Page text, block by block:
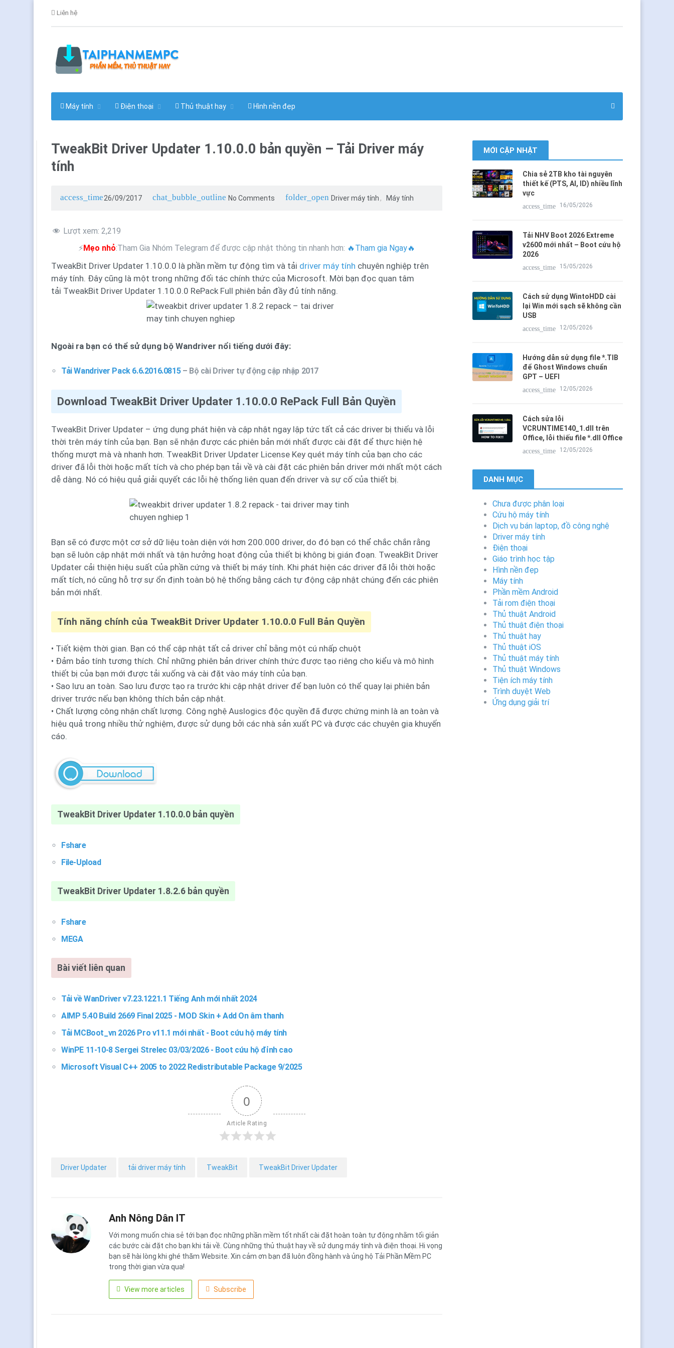
Liên hệ
Máy tính Điện thoại Thủ thuật hay Hình nền đẹp
TweakBit Driver Updater 1.10.0.0 bản quyền – Tải Driver máy
tính
access_time26/09/2017 chat_bubble_outline No Comments folder_open Driver máy tính Máy tính
Lượt xem: 2,219
⚡Mẹo nhỏ:Tham Gia Nhóm Telegram để được cập nhật thông tin nhanh hơn: 🔥Tham gia Ngay🔥
TweakBit Driver Updater 1.10.0.0 là phần mềm tự động tìm và tải driver máy tính chuyên nghiệp trên
máy tính. Đây cũng là một trong những đối tác chính thức của Microsoft. Mời bạn đọc quan tâm
tải TweakBit Driver Updater 1.10.0.0 RePack Full phiên bản đầy đủ tính năng.
Ngoài ra bạn có thể sử dụng bộ Wandriver nổi tiếng dưới đây:
Tải Wandriver Pack 6.6.2016.0815– Bộ cài Driver tự động cập nhập 2017
Download TweakBit Driver Updater 1.10.0.0 RePack Full Bản Quyền
TweakBit Driver Updater – ứng dụng phát hiện và cập nhật ngay lập tức tất cả các driver bị thiếu và lỗi
thời trên máy tính của bạn. Bạn sẽ nhận được các phiên bản mới nhất được cài đặt để thực hiện hệ
thống mượt mà và nhanh hơn. TweakBit Driver Updater License Key quét máy tính của bạn cho các
driver đã lỗi thời hoặc mất tích và cho phép bạn tải về và cài đặt các phiên bản driver mới nhất một cách
dễ dàng. Nó có hiệu quả giải quyết các lỗi hệ thống liên quan đến driver và sự cố của thiết bị.
Bạn sẽ có được một cơ sở dữ liệu toàn diện với hơn 200.000 driver, do đó bạn có thể chắc chắn rằng
bạn sẽ luôn cập nhật mới nhất và tận hưởng hoạt động của thiết bị không bị gián đoạn. TweakBit Driver
Updater cải thiện hiệu suất của phần cứng và thiết bị máy tính. Khi phát hiện các driver đã lỗi thời hoặc
mất tích, nó cũng hỗ trợ sự ổn định toàn bộ hệ thống bằng cách tự động cập nhật chúng đến các phiên
bản mới nhất.
Tính năng chính của TweakBit Driver Updater 1.10.0.0 Full Bản Quyền
• Tiết kiệm thời gian. Bạn có thể cập nhật tất cả driver chỉ bằng một cú nhấp chuột
• Đảm bảo tính tương thích. Chỉ những phiên bản driver chính thức được tạo riêng cho kiểu và mô hình
thiết bị của bạn mới được tải xuống và cài đặt vào máy tính của bạn.
• Sao lưu an toàn. Sao lưu được tạo ra trước khi cập nhật driver để bạn luôn có thể quay lại phiên bản
driver trước nếu bạn không thích bản cập nhật.
• Chất lượng công nhận chất lượng. Công nghệ Auslogics độc quyền đã được chứng minh là an toàn và
hiệu quả trong nhiều thử nghiệm, được sử dụng bởi các nhà sản xuất PC và được các chuyên gia khuyến
cáo.
TweakBit Driver Updater 1.10.0.0 bản quyền
Fshare
File-Upload
TweakBit Driver Updater 1.8.2.6 bản quyền
Fshare
MEGA
Bài viết liên quan
Tải về WanDriver v7.23.1221.1 Tiếng Anh mới nhất 2024
AIMP 5.40 Build 2669 Final 2025 - MOD Skin + Add On âm thanh
Tải MCBoot_vn 2026 Pro v11.1 mới nhất - Boot cứu hộ máy tính
WinPE 11-10-8 Sergei Strelec 03/03/2026 - Boot cứu hộ đỉnh cao
Microsoft Visual C++ 2005 to 2022 Redistributable Package 9/2025
0
Article Rating
Driver Updater tải driver máy tính TweakBit TweakBit Driver Updater
Anh Nông Dân IT
Với mong muốn chia sẻ tới bạn đọc những phần mềm tốt nhất cài đặt hoàn toàn tự động nhằm tối giản
các bước cài đặt cho bạn khi tải về. Cùng những thủ thuật hay về sử dụng máy tính và điện thoại. Hi vọng
bạn sẽ hài lòng khi ghé thăm Website. Xin cảm ơn bạn đã luôn đồng hành và ủng hộ Tải Phần Mềm PC
trong thời gian vừa qua!
View more articles Subscribe
MỚI CẬP NHẬT
Chia sẻ 2TB kho tài nguyên
thiết kế (PTS, AI, ID) nhiều lĩnh
vực
access_time
16/05/2026
Tải NHV Boot 2026 Extreme
v2600 mới nhất – Boot cứu hộ
2026
access_time
15/05/2026
Cách sử dụng WintoHDD cài
lại Win mới sạch sẽ không cần
USB
access_time
12/05/2026
Hướng dẫn sử dụng file *.TIB
để Ghost Windows chuẩn
GPT – UEFI
access_time
12/05/2026
Cách sửa lỗi
VCRUNTIME140_1.dll trên
Office, lỗi thiếu file *.dll Office
access_time
12/05/2026
DANH MỤC
Chưa được phân loại
Cứu hộ máy tính
Dịch vụ bán laptop, đồ công nghệ
Driver máy tính
Điện thoại
Giáo trình học tập
Hình nền đẹp
Máy tính
Phần mềm Android
Tải rom điện thoại
Thủ thuật Android
Thủ thuật điện thoại
Thủ thuật hay
Thủ thuật iOS
Thủ thuật máy tính
Thủ thuật Windows
Tiện ích máy tính
Trình duyệt Web
Ứng dụng giải trí